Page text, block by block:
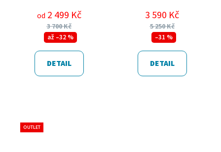
od 2 499 Kč
3 700 Kč
až –32 %
DETAIL
3 590 Kč
5 250 Kč
–31 %
DETAIL
OUTLET